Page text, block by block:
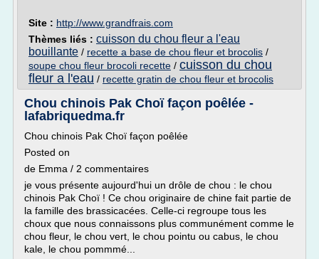
Site : http://www.grandfrais.com
Thèmes liés : cuisson du chou fleur a l'eau
bouillante / recette a base de chou fleur et brocolis /
soupe chou fleur brocoli recette / cuisson du chou
fleur a l'eau / recette gratin de chou fleur et brocolis
Chou chinois Pak Choï façon poêlée -
lafabriquedma.fr
Chou chinois Pak Choï façon poêlée
Posted on
de Emma / 2 commentaires
je vous présente aujourd'hui un drôle de chou : le chou
chinois Pak Choï ! Ce chou originaire de chine fait partie de
la famille des brassicacées. Celle-ci regroupe tous les
choux que nous connaissons plus communément comme le
chou fleur, le chou vert, le chou pointu ou cabus, le chou
kale, le chou pommmé...